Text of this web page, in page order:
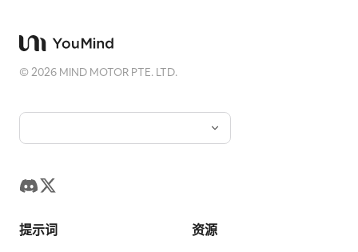
©2026 MIND MOTOR PTE. LTD.
提示词 资源